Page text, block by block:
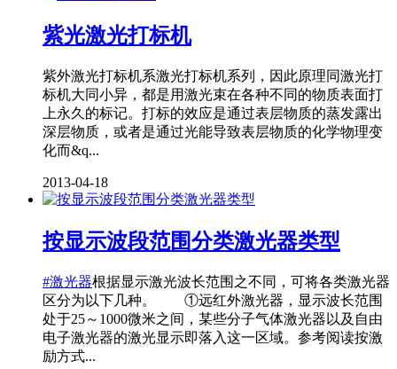
紫光激光打标机
紫外激光打标机系激光打标机系列，因此原理同激光打
标机大同小异，都是用激光束在各种不同的物质表面打
上永久的标记。打标的效应是通过表层物质的蒸发露出
深层物质，或者是通过光能导致表层物质的化学物理变
化而&q...
2013-04-18
按显示波段范围分类激光器类型
#激光器根据显示激光波长范围之不同，可将各类激光器
区分为以下几种。 ①远红外激光器，显示波长范围
处于25～1000微米之间，某些分子气体激光器以及自由
电子激光器的激光显示即落入这一区域。参考阅读按激
励方式...